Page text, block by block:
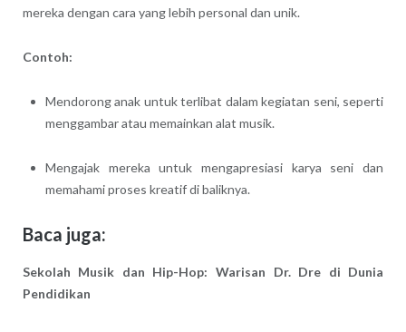
mereka dengan cara yang lebih personal dan unik.
Contoh:
Mendorong anak untuk terlibat dalam kegiatan seni, seperti
menggambar atau memainkan alat musik.
Mengajak mereka untuk mengapresiasi karya seni dan
memahami proses kreatif di baliknya.
Baca juga:
Sekolah Musik dan Hip-Hop: Warisan Dr. Dre di Dunia
Pendidikan